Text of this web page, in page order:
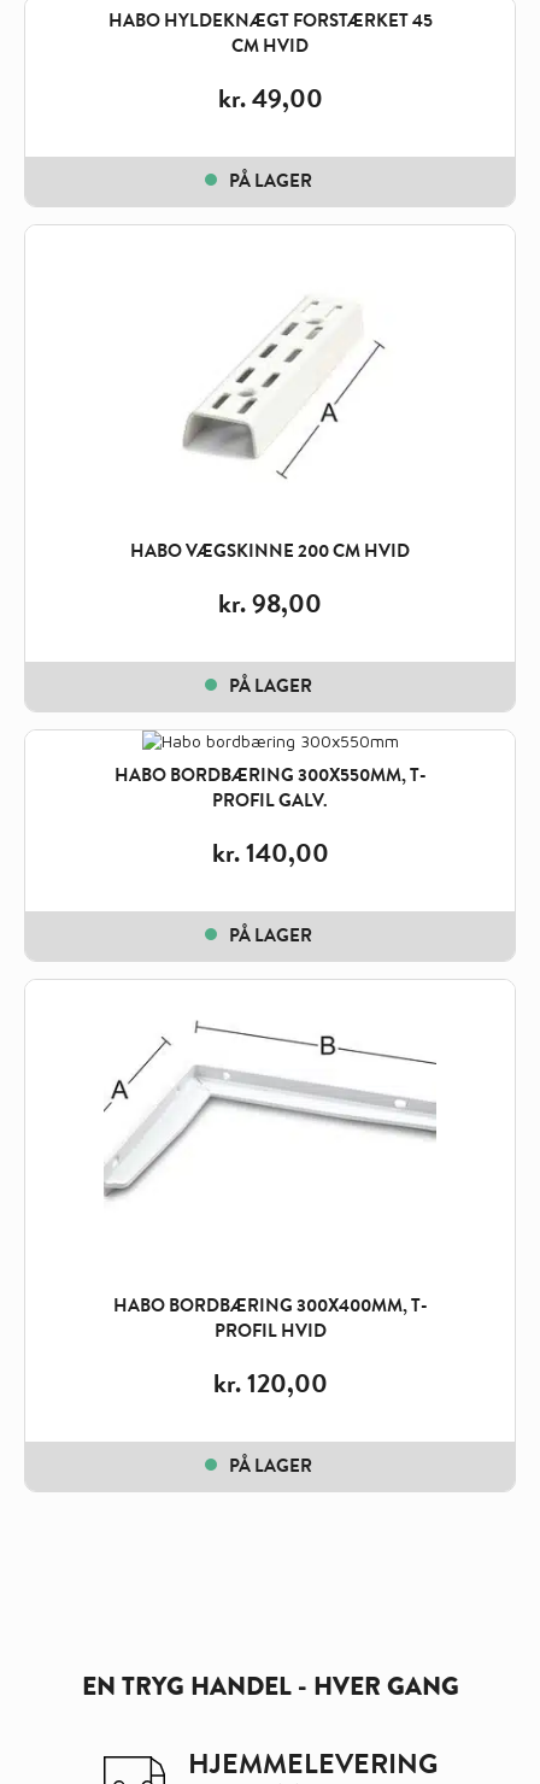
HABO HYLDEKNÆGT FORSTÆRKET 45
CM HVID
kr.49,00
PÅ LAGER
HABO VÆGSKINNE 200 CM HVID
kr.98,00
PÅ LAGER
HABO BORDBÆRING 300X550MM, T-
PROFIL GALV.
kr.140,00
PÅ LAGER
HABO BORDBÆRING 300X400MM, T-
PROFIL HVID
kr.120,00
PÅ LAGER
EN TRYG HANDEL - HVER GANG
HJEMMELEVERING